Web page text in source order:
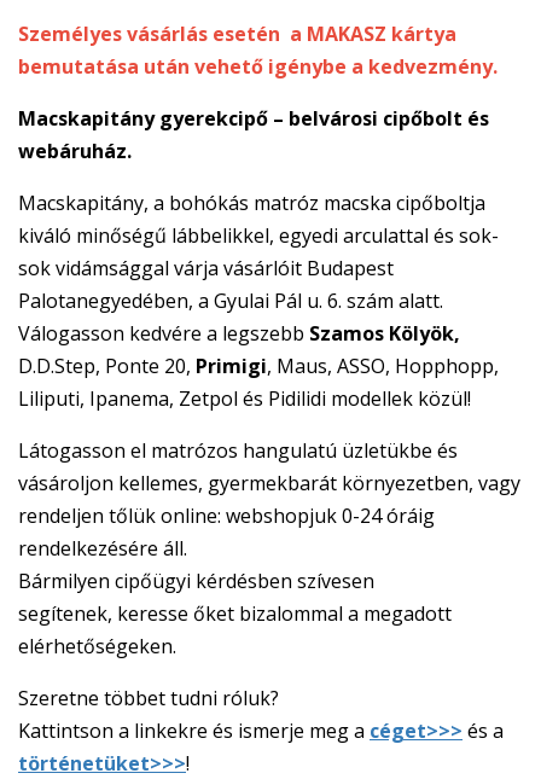
Személyes vásárlás esetén a MAKASZ kártya
bemutatása után vehető igénybe a kedvezmény.
Macskapitány gyerekcipő – belvárosi cipőbolt és
webáruház.
Macskapitány, a bohókás matróz macska cipőboltja
kiváló minőségű lábbelikkel, egyedi arculattal és sok-
sok vidámsággal várja vásárlóit Budapest
Palotanegyedében, a Gyulai Pál u. 6. szám alatt.
Válogasson kedvére a legszebb Szamos Kölyök,
D.D.Step, Ponte 20, Primigi, Maus, ASSO, Hopphopp,
Liliputi, Ipanema, Zetpol és Pidilidi modellek közül!
Látogasson el matrózos hangulatú üzletükbe és
vásároljon kellemes, gyermekbarát környezetben, vagy
rendeljen tőlük online: webshopjuk 0-24 óráig
rendelkezésére áll.
Bármilyen cipőügyi kérdésben szívesen
segítenek, keresse őket bizalommal a megadott
elérhetőségeken.
Szeretne többet tudni róluk?
Kattintson a linkekre és ismerje meg a céget>>> és a
történetüket>>>!